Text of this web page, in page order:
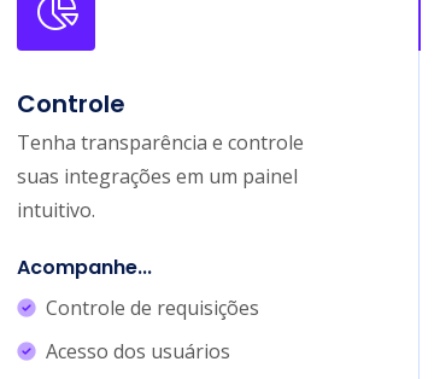
Controle
Tenha transparência e controle
suas integrações em um painel
intuitivo.
Acompanhe...
Controle de requisições
Acesso dos usuários